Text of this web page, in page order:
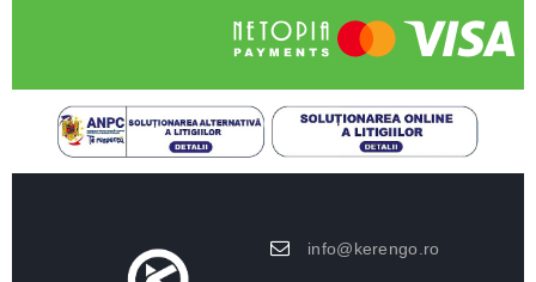
info@kerengo.ro